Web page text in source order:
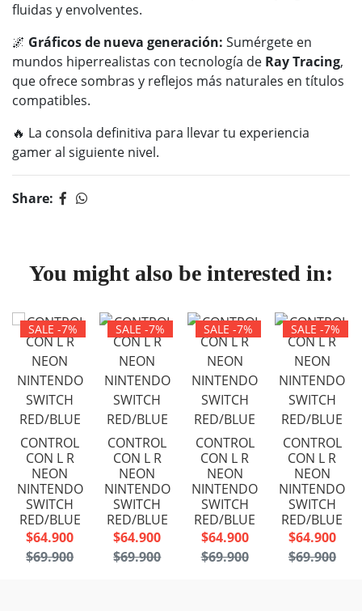
fluidas y envolventes.
🌌 Gráficos de nueva generación: Sumérgete en
mundos hiperrealistas con tecnología de Ray Tracing,
que ofrece sombras y reflejos más naturales en títulos
compatibles.
🔥 La consola definitiva para llevar tu experiencia
gamer al siguiente nivel.
Share:
You might also be interested in:
SALE -7%
CONTROL
CON L R
NEON
NINTENDO
SWITCH
RED/BLUE
$64.900
$69.900
SALE -7%
CONTROL
CON L R
NEON
NINTENDO
SWITCH
RED/BLUE
$64.900
$69.900
SALE -7%
CONTROL
CON L R
NEON
NINTENDO
SWITCH
RED/BLUE
$64.900
$69.900
SALE -7%
CONTROL
CON L R
NEON
NINTENDO
SWITCH
RED/BLUE
$64.900
$69.900